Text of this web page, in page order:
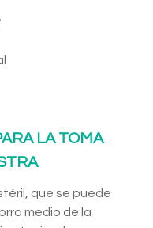
LA TOMA
que se puede
medio de la